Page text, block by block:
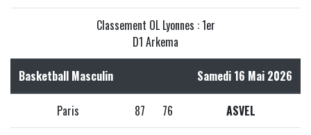
Classement OL Lyonnes : 1er
D1 Arkema
Basketball Masculin Samedi 16 Mai 2026
Paris 87 76 ASVEL